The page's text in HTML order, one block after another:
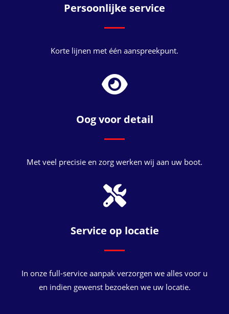
Persoonlijke service
Korte lijnen met één aanspreekpunt.
Oog voor detail
Met veel precisie en zorg werken wij aan uw boot.
Service op locatie
In onze full-service aanpak verzorgen we alles voor u
en indien gewenst bezoeken we uw locatie.